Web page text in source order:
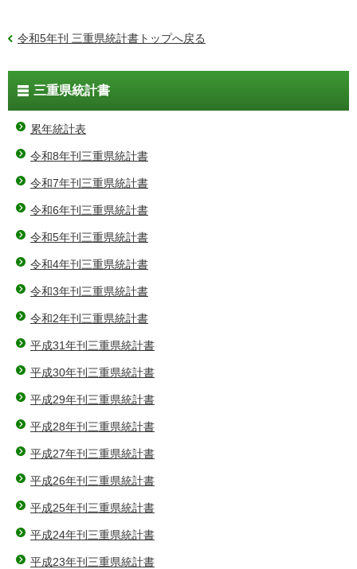
令和5年刊 三重県統計書トップへ戻る
三重県統計書
累年統計表
令和8年刊三重県統計書
令和7年刊三重県統計書
令和6年刊三重県統計書
令和5年刊三重県統計書
令和4年刊三重県統計書
令和3年刊三重県統計書
令和2年刊三重県統計書
平成31年刊三重県統計書
平成30年刊三重県統計書
平成29年刊三重県統計書
平成28年刊三重県統計書
平成27年刊三重県統計書
平成26年刊三重県統計書
平成25年刊三重県統計書
平成24年刊三重県統計書
平成23年刊三重県統計書